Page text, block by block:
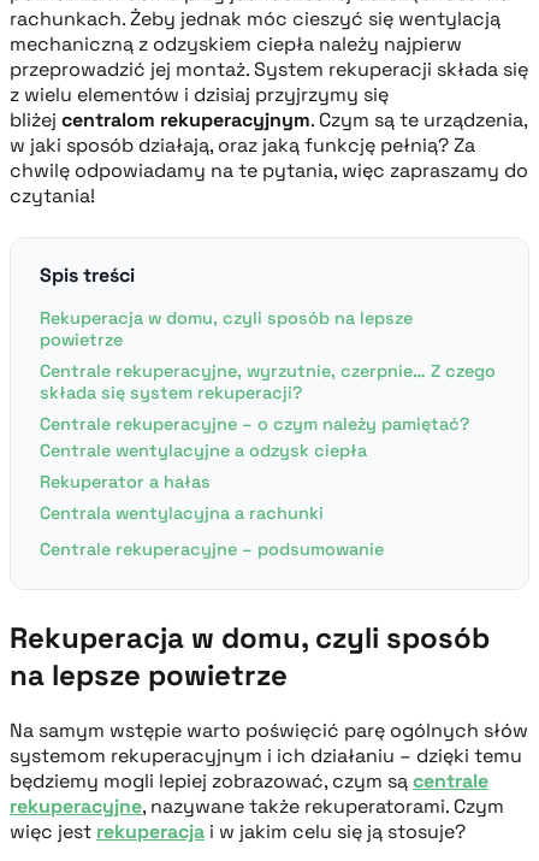
rachunkach. Żeby jednak móc cieszyć się wentylacją
mechaniczną z odzyskiem ciepła należy najpierw
przeprowadzić jej montaż. System rekuperacji składa się
z wielu elementów i dzisiaj przyjrzymy się
bliżej centralom rekuperacyjnym. Czym są te urządzenia,
w jaki sposób działają, oraz jaką funkcję pełnią? Za
chwilę odpowiadamy na te pytania, więc zapraszamy do
czytania!
Spis treści
Rekuperacja w domu, czyli sposób na lepsze
powietrze
Centrale rekuperacyjne, wyrzutnie, czerpnie… Z czego
składa się system rekuperacji?
Centrale rekuperacyjne – o czym należy pamiętać?
Centrale wentylacyjne a odzysk ciepła
Rekuperator a hałas
Centrala wentylacyjna a rachunki
Centrale rekuperacyjne – podsumowanie
Rekuperacja w domu, czyli sposób
na lepsze powietrze
Na samym wstępie warto poświęcić parę ogólnych słów
systemom rekuperacyjnym i ich działaniu – dzięki temu
będziemy mogli lepiej zobrazować, czym sącentrale
rekuperacyjne, nazywane także rekuperatorami. Czym
więc jest rekuperacja i w jakim celu się ją stosuje?